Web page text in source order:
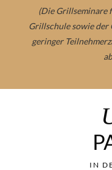
(Die Grillseminare
Grillschule sowie der
geringer
IN